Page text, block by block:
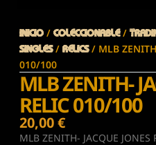
Inicio / COLECCIONABLE/
Singles/ RELICS/ MLB
010/100
MLB ZENITH-
RELIC 010/100
20,00€
MLB ZENITH- JACQUE